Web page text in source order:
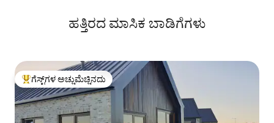
ಹತ್ತಿರದ ಮಾಸಿಕ ಬಾಡಿಗೆಗಳು
ಗೆಸ್ಟ್‌ಗಳಿಗೆ ಅತಿ ಹೆಚ್ಚು ಅಚ್ಚುಮೆಚ್ಚಿನದು
ಗೆಸ್ಟ್‌ಗಳ ಅಚ್ಚುಮೆಚ್ಚಿನದು